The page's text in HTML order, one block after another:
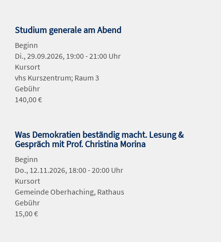
Studium generale am Abend
Beginn
Di., 29.09.2026, 19:00 - 21:00 Uhr
Kursort
vhs Kurszentrum; Raum 3
Gebühr
140,00 €
Was Demokratien beständig macht. Lesung &
Gespräch mit Prof. Christina Morina
Beginn
Do., 12.11.2026, 18:00 - 20:00 Uhr
Kursort
Gemeinde Oberhaching, Rathaus
Gebühr
15,00 €